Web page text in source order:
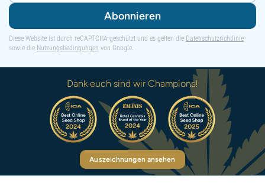
Abonnieren
Diese Website ist durch reCAPTCHA geschützt und es gelten die Datenschutzrichtlinie
sowie die Nutzungsbedingungen von Google.
Dank euch sind wir Champions!
Auszeichnungen ansehen